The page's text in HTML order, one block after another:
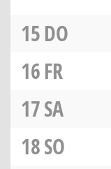
15DO
16FR
17SA
18SO